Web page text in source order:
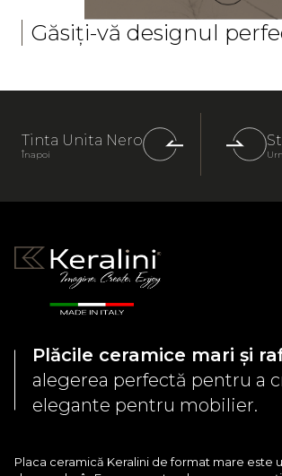
Găsiți-vă designul
Tinta Unita Nero
Înapoi
Plăcile ceramice mari și
alegerea perfectă pentru a
elegante pentru mobilier.
Placa ceramică Keralini de format mare este